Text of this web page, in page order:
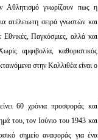
Αθλητισμό γνωρίζουν πως η
ατέλειωτη σειρά γνωστών και
Παγκόσμιες, αλλά και
αμφιβολία, καθοριστικός
στην Καλλιθέα είναι ο
60 χρόνια προσφοράς και
του, τον Ιούνιο του 1943 και
σημείο αναφοράς για ένα